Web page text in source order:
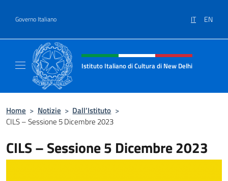
Governo Italiano IT EN
Intestazione sito, social e menù
Istituto Italiano di Cultura di New Delhi
Home > Notizie > Dall’Istituto >
CILS – Sessione 5 Dicembre 2023
CILS – Sessione 5 Dicembre 2023